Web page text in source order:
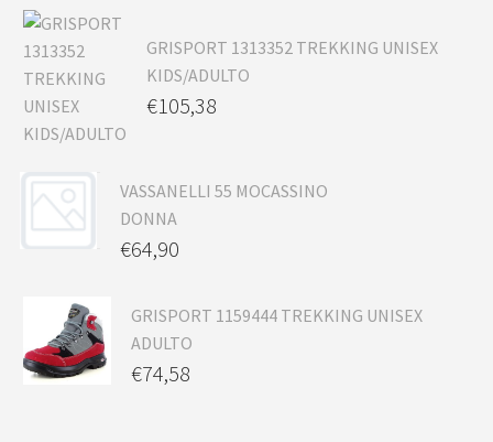
GRISPORT 1313352 TREKKING UNISEX
KIDS/ADULTO
€105,38
VASSANELLI 55 MOCASSINO
DONNA
€64,90
GRISPORT 1159444 TREKKING UNISEX
ADULTO
€74,58